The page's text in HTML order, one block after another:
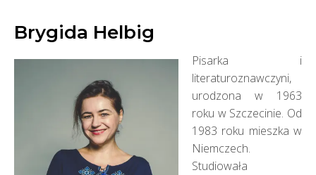
Brygida Helbig
Pisarka i
literaturoznawczyni,
urodzona w 1963
roku w Szczecinie. Od
1983 roku mieszka w
Niemczech.
Studiowała